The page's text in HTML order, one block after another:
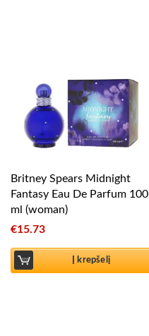
Britney Spears Midnight
Fantasy Eau De Parfum 100
ml (woman)
€15.73
Į krepšelį